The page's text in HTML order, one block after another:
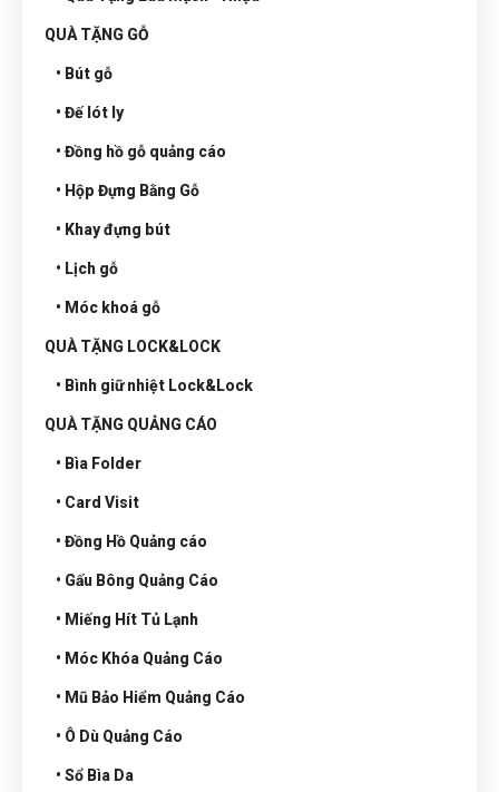
QUÀ TẶNG GỖ
• Bút gỗ
• Đế lót ly
• Đồng hồ gỗ quảng cáo
• Hộp Đựng Bằng Gỗ
• Khay đựng bút
• Lịch gỗ
• Móc khoá gỗ
QUÀ TẶNG LOCK&LOCK
• Bình giữ nhiệt Lock&Lock
QUÀ TẶNG QUẢNG CÁO
• Bìa Folder
• Card Visit
• Đồng Hồ Quảng cáo
• Gấu Bông Quảng Cáo
• Miếng Hít Tủ Lạnh
• Móc Khóa Quảng Cáo
• Mũ Bảo Hiểm Quảng Cáo
• Ô Dù Quảng Cáo
• Sổ Bìa Da